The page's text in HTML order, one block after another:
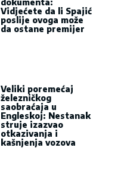
dokumenta:
Vidjećete da li Spajić
poslije ovoga može
da ostane premijer
Veliki poremećaj
železničkog
saobraćaja u
Engleskoj: Nestanak
struje izazvao
otkazivanja i
kašnjenja vozova